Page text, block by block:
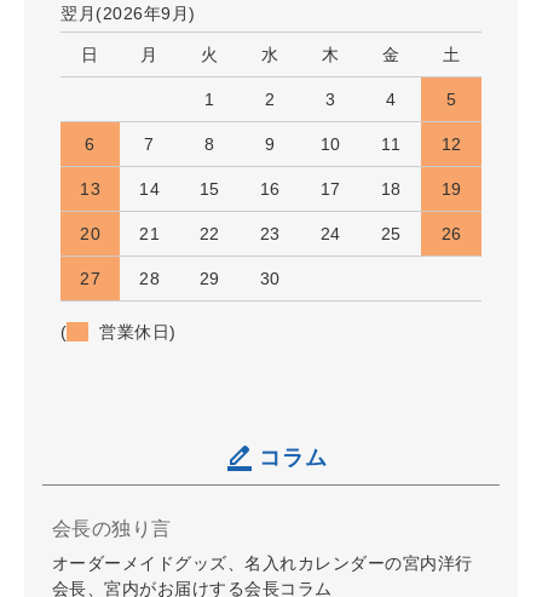
翌月(2026年9月)
日 月 火 水 木 金 土
1 2 3 4 5
6 7 8 9 10 11 12
13 14 15 16 17 18 19
20 21 22 23 24 25 26
27 28 29 30
( 営業休日)
コラム
会長の独り言
オーダーメイドグッズ、名入れカレンダーの宮内洋行
会長、宮内がお届けする会長コラム